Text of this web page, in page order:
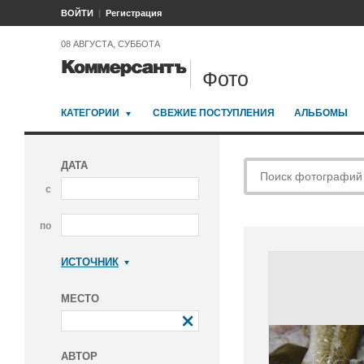
ВОЙТИ Регистрация
08 АВГУСТА, СУББОТА
Фото
КАТЕГОРИИ СВЕЖИЕ ПОСТУПЛЕНИЯ АЛЬБОМЫ
ДАТА
с
по
ИСТОЧНИК
МЕСТО
АВТОР